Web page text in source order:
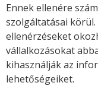
Ennek ellenére
szolgáltatásai
ellenérzéseket
vállalkozásokat
kihasználják az
lehetőségeiket.